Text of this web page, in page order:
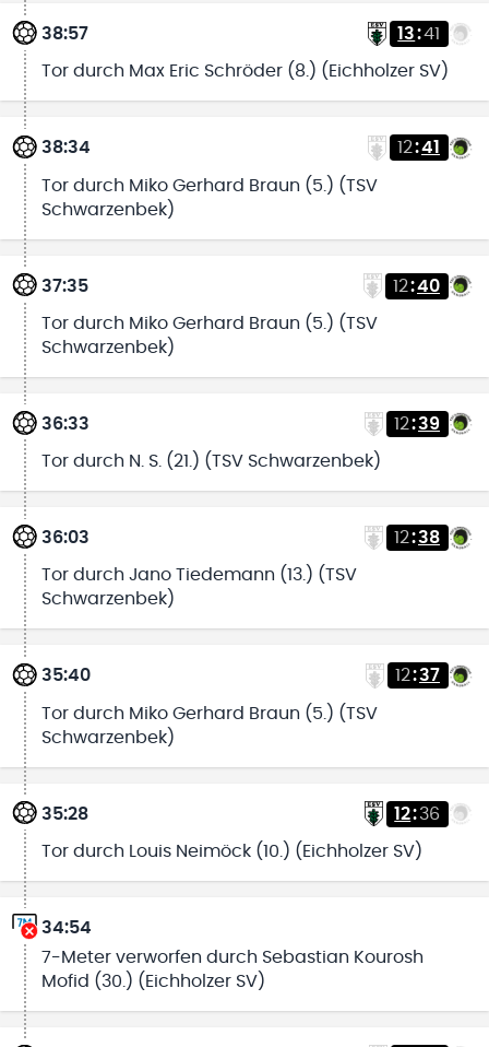
38:57 13:41
Tor durch Max Eric Schröder (8.) (Eichholzer SV)
38:34 12:41
Tor durch Miko Gerhard Braun (5.) (TSV
Schwarzenbek)
37:35 12:40
Tor durch Miko Gerhard Braun (5.) (TSV
Schwarzenbek)
36:33 12:39
Tor durch N. S. (21.) (TSV Schwarzenbek)
36:03 12:38
Tor durch Jano Tiedemann (13.) (TSV
Schwarzenbek)
35:40 12:37
Tor durch Miko Gerhard Braun (5.) (TSV
Schwarzenbek)
35:28 12:36
Tor durch Louis Neimöck (10.) (Eichholzer SV)
34:54
7-Meter verworfen durch Sebastian Kourosh
Mofid (30.) (Eichholzer SV)